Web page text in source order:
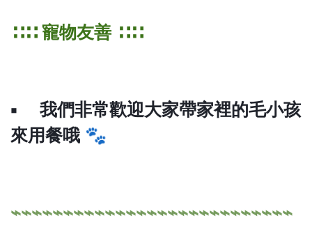
∷∷ 寵物友善 ∷∷
▪ 我們非常歡迎大家帶家裡的毛小孩
來用餐哦 🐾
⌁⌁⌁⌁⌁⌁⌁⌁⌁⌁⌁⌁⌁⌁⌁⌁⌁⌁⌁⌁⌁⌁⌁⌁⌁⌁⌁